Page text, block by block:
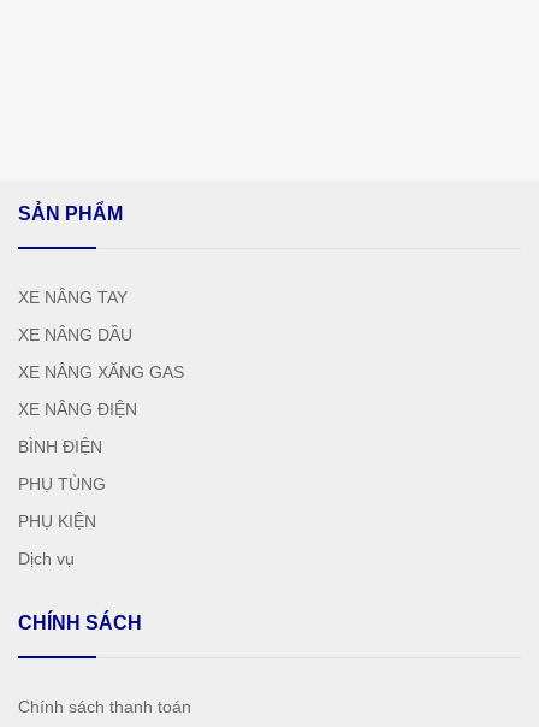
SẢN PHẨM
XE NÂNG TAY
XE NÂNG DẦU
XE NÂNG XĂNG GAS
XE NÂNG ĐIỆN
BÌNH ĐIỆN
PHỤ TÙNG
PHỤ KIỆN
Dịch vụ
CHÍNH SÁCH
Chính sách thanh toán